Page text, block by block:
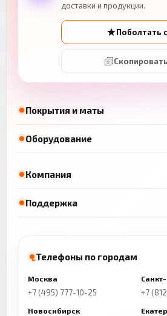
Покрытия и маты
Оборудование
доставки и продукции.
Поболтать
Компания
Поддержка
Телефоны по городам
Москва
+7 (495) 777-10-25 +7
Новосибирск